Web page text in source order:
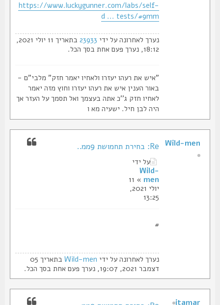
https://www.luckygunner.com/labs/self-
d ... tests/#9mm
נערך לאחרונה על ידי23933
בתאריך 11 יולי 2021,
18:12, נערך פעם אחת בסך הכל.
"איש את רעהו יעזרו ולאחיו יאמר חזק" מלבי"ם -
באור הענין איש את רעהו יעזרו וחוץ מזה יאמר
לאחיו חזק ג''כ אתה בעצמך ואל תסמך על העזר אך
היה לבן חיל. ישעיה מא ו
Re: בחירת תחמושת 9ממ..
על ידי
Wild-
men
» 11
יולי 2021,
13:25
נערך לאחרונה על ידיWild-men
בתאריך 05
דצמבר 2021, 19:07, נערך פעם אחת בסך הכל.
Wild-men
itamar